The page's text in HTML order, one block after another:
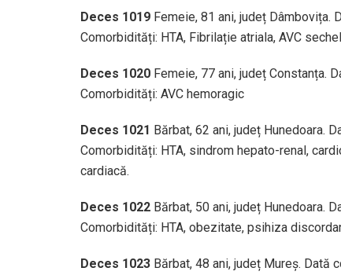
Deces 1019 Femeie, 81 ani, județ Dâmbovița.
Comorbidități: HTA, Fibrilație atriala, AVC
Deces 1020 Femeie, 77 ani, județ Constanța.
Comorbidități: AVC hemoragic
Deces 1021 Bărbat, 62 ani, județ Hunedoara.
Comorbidități: HTA, sindrom hepato-renal,
cardiacă.
Deces 1022 Bărbat, 50 ani, județ Hunedoara.
Comorbidități: HTA, obezitate, psihiza
Deces 1023 Bărbat, 48 ani, județ Mureș. Dată